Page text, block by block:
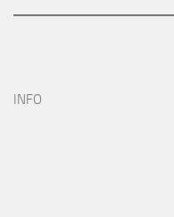
INFO